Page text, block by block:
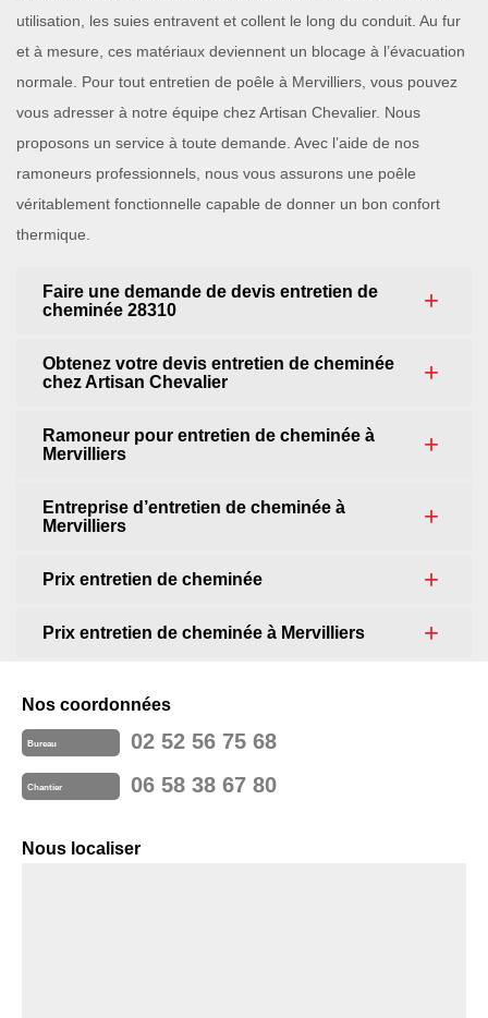
utilisation, les suies entravent et collent le long du conduit. Au fur
et à mesure, ces matériaux deviennent un blocage à l’évacuation
normale. Pour tout entretien de poêle à Mervilliers, vous pouvez
vous adresser à notre équipe chez Artisan Chevalier. Nous
proposons un service à toute demande. Avec l’aide de nos
ramoneurs professionnels, nous vous assurons une poêle
véritablement fonctionnelle capable de donner un bon confort
thermique.
Faire une demande de devis entretien de
cheminée 28310
Obtenez votre devis entretien de cheminée
chez Artisan Chevalier
Ramoneur pour entretien de cheminée à
Mervilliers
Entreprise d’entretien de cheminée à
Mervilliers
Prix entretien de cheminée
Prix entretien de cheminée à Mervilliers
Nos coordonnées
Bureau 02 52 56 75 68
Chantier 06 58 38 67 80
Nous localiser